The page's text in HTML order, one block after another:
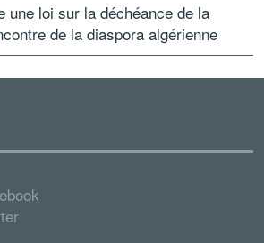
une loi sur la déchéance de la
de la diaspora algérienne